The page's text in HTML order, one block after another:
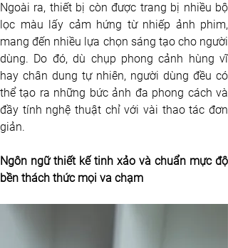
Ngoài ra, thiết bị còn được trang bị nhiều bộ
lọc màu lấy cảm hứng từ nhiếp ảnh phim,
mang đến nhiều lựa chọn sáng tạo cho người
dùng. Do đó, dù chụp phong cảnh hùng vĩ
hay chân dung tự nhiên, người dùng đều có
thể tạo ra những bức ảnh đa phong cách và
đầy tính nghệ thuật chỉ với vài thao tác đơn
giản.
Ngôn ngữ thiết kế tinh xảo và chuẩn mực độ
bền thách thức mọi va chạm